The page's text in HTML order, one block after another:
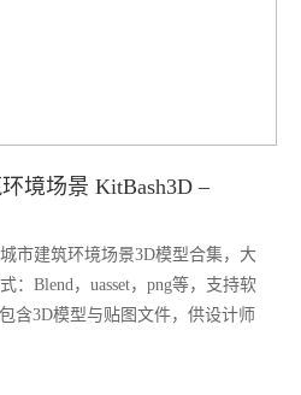
境场景 KitBash3D –
市建筑环境场景3D模型合集，大
：Blend，uasset，png等，支持软
含3D模型与贴图文件，供设计师